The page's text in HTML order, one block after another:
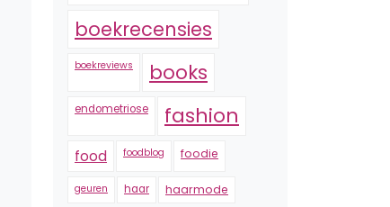
boekrecensies
boekreviews books
endometriose fashion
food foodblog foodie
geuren haar haarmode